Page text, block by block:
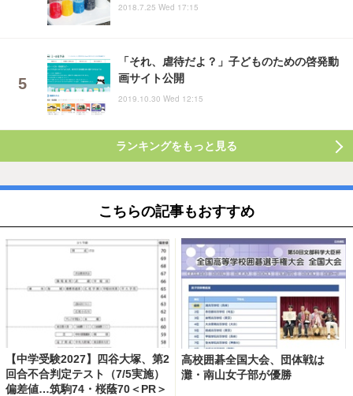
2018.7.25 Wed 17:15
「それ、虐待だよ？」子どものための啓発動
画サイト公開
2019.10.30 Wed 12:15
ランキングをもっと見る
こちらの記事もおすすめ
【中学受験2027】四谷大塚、第2
回合不合判定テスト（7/5実施）
偏差値…筑駒74・桜蔭70＜PR＞
高校囲碁全国大会、団体戦は
灘・南山女子部が優勝